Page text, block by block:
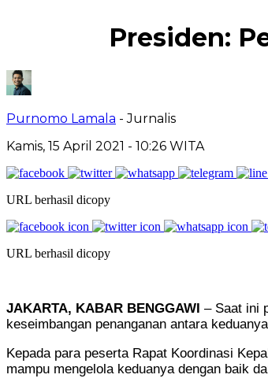
Presiden:
Purnomo Lamala - Jurnalis
Kamis, 15 April 2021 - 10:26 WITA
URL berhasil dicopy
URL berhasil dicopy
JAKARTA, KABAR BENGGAWI – Saat ini
keseimbangan penanganan antara
Kepada para peserta Rapat Koordinasi
mampu mengelola keduanya dengan baik